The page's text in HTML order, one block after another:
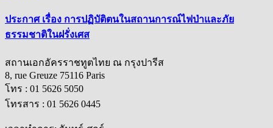
ประกาศ เรื่อง การปฏิบัติตนในสถานการณ์ไฟป่าและภัย
ธรรมชาติในฝรั่งเศส
สถานเอกอัครราชทูตไทย ณ กรุงปารีส
8, rue Greuze 75116 Paris
โทร : 01 5626 5050
โทรสาร : 01 5626 0445